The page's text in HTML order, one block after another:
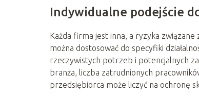
Indywidualne podejście
Każda firma jest inna, a ryzyka związane
można dostosować do specyfiki
rzeczywistych potrzeb i potencjalnych
branża, liczba zatrudnionych
przedsiębiorca może liczyć na ochronę